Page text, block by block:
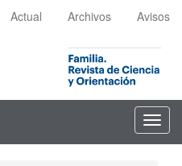
Actual Archivos Avisos